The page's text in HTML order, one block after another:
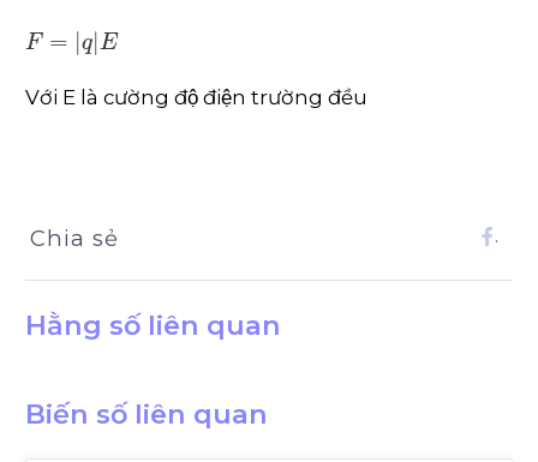
F= E
Với E là cường độ điện trường đều
Chia sẻ .
Hằng số liên quan
Biến số liên quan